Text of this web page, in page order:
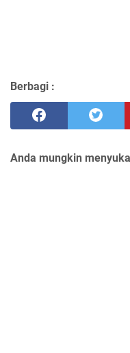
Berbagi :
Anda mungkin